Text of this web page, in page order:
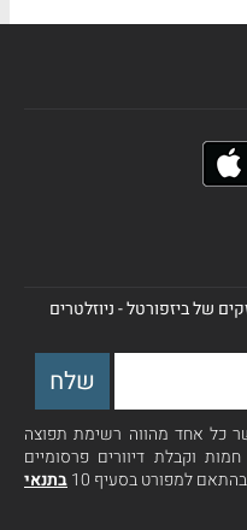
של ביזפורטל - ניוזלטרים
כל אחד מהווה רשימת תפוצה
וקבלת דיוורים פרסומיים
למפורט בסעיף 10
בתנאי